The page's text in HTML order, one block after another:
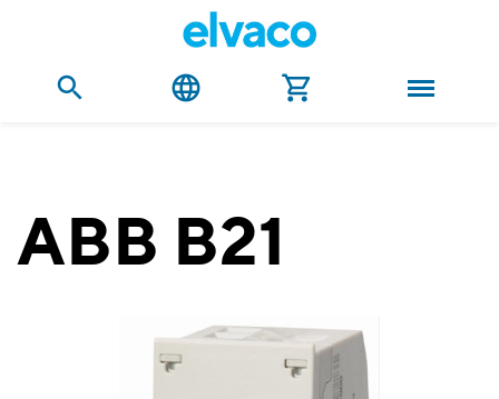
ABB B21